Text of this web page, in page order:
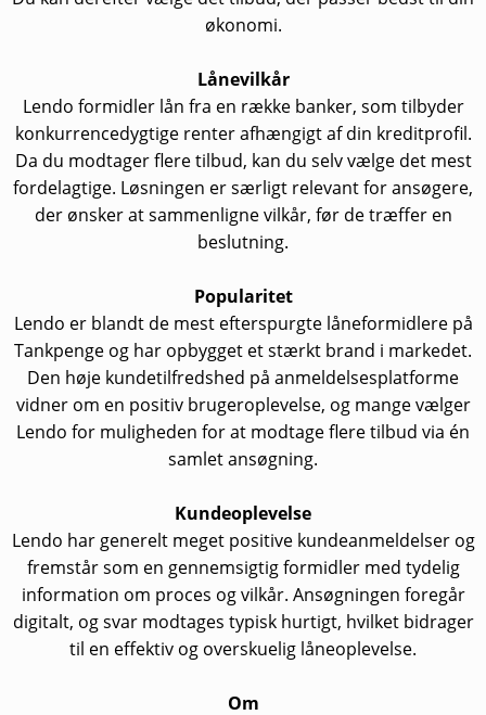
økonomi.
Lånevilkår
Lendo formidler lån fra en række banker, som tilbyder
konkurrencedygtige renter afhængigt af din kreditprofil.
Da du modtager flere tilbud, kan du selv vælge det mest
fordelagtige. Løsningen er særligt relevant for ansøgere,
der ønsker at sammenligne vilkår, før de træffer en
beslutning.
Popularitet
Lendo er blandt de mest efterspurgte låneformidlere på
Tankpenge og har opbygget et stærkt brand i markedet.
Den høje kundetilfredshed på anmeldelsesplatforme
vidner om en positiv brugeroplevelse, og mange vælger
Lendo for muligheden for at modtage flere tilbud via én
samlet ansøgning.
Kundeoplevelse
Lendo har generelt meget positive kundeanmeldelser og
fremstår som en gennemsigtig formidler med tydelig
information om proces og vilkår. Ansøgningen foregår
digitalt, og svar modtages typisk hurtigt, hvilket bidrager
til en effektiv og overskuelig låneoplevelse.
Om